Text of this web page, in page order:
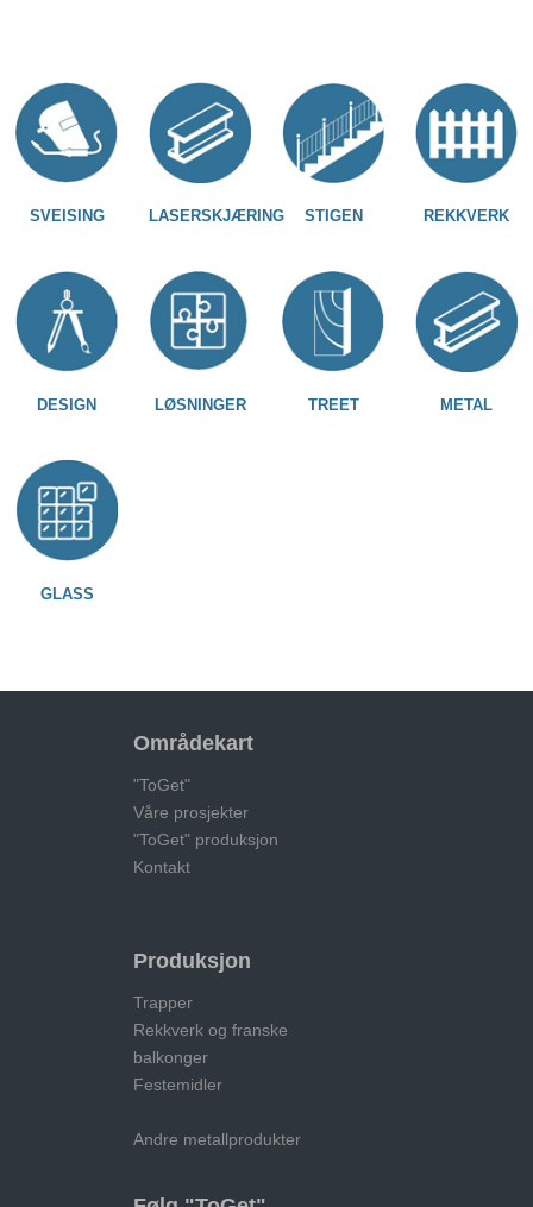
SVEISING LASERSKJÆRING STIGEN REKKVERK
DESIGN LØSNINGER TREET METAL
GLASS
Områdekart
"ToGet"
Våre prosjekter
"ToGet" produksjon
Kontakt
Produksjon
Trapper
Rekkverk og franske
balkonger
Festemidler
Andre metallprodukter